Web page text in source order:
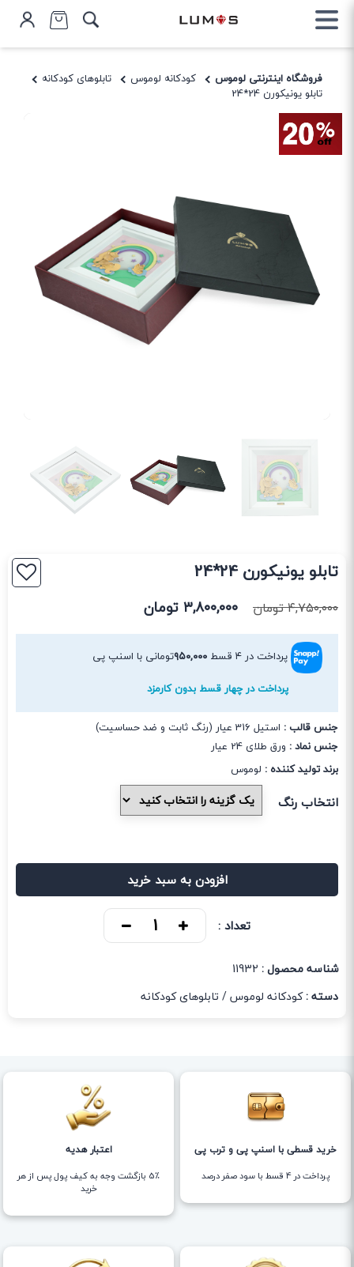
فروشگاه اینترنتی لوموس کودکانه لوموس
تابلوهای کودکانه
تابلو یونیکورن 24*24
تابلو یونیکورن 24*24
۴,۷۵۰,۰۰۰تومان ۳,۸۰۰,۰۰۰تومان
پرداخت در ۴ قسط ۹۵۰,۰۰۰تومانی با اسنپ پی
پرداخت در چهار قسط بدون کارمزد
جنس قالب : استیل 316 عیار (رنگ ثابت و ضد حساسیت)
جنس نماد : ورق طلای 24 عیار
برند تولید کننده : لوموس
انتخاب رنگ
افزودن به سبد خرید
تعداد :
شناسه محصول : 11932
دسته :کودکانه لوموس/ تابلوهای کودکانه
خرید قسطی با اسنپ پی و ترب پی
پرداخت در 4 قسط با سود صفر درصد
اعتبار هدیه
5٪ بازگشت وجه به کیف پول پس از هر
خرید